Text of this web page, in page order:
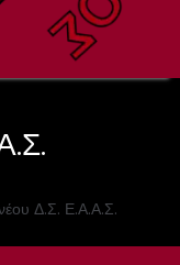
Δ.Σ. Ε.Α.Α.Σ.